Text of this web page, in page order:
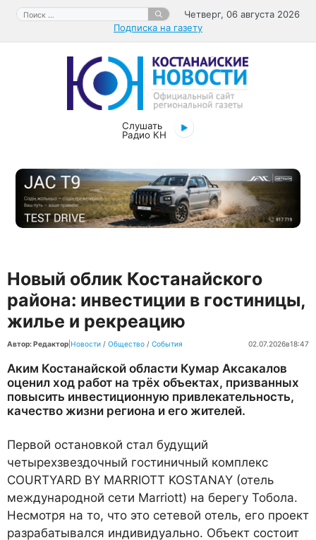
Перейти
содержимому
Поиск:
Четверг, 06 августа 2026
Подписка на газету
Слушать
Радио КН
Новый облик Костанайского
района: инвестиции в гостиницы,
жилье и рекреацию
Автор: Редактор Новости / Общество / События 02.07.2026в18:47
Аким Костанайской области Кумар Аксакалов
оценил ход работ на трёх объектах, призванных
повысить инвестиционную привлекательность,
качество жизни региона и его жителей.
Первой остановкой стал будущий
четырехзвездочный гостиничный комплекс
COURTYARD BY MARRIOTT KOSTANAY (отель
международной сети Marriott) на берегу Тобола.
Несмотря на то, что это сетевой отель, его проект
разрабатывался индивидуально. Объект состоит